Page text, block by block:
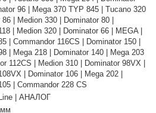
96 | Mega 370 TYP 845 | Tucano 320
86 | Medion 330 | Dominator 80 |
| Medion 320 | Dominator 66 | MEGA |
| Commandor 116CS | Dominator 150 |
| Mega 218 | Dominator 140 | Mega 203
112CS | Medion 310 | Dominator 98VX |
| Dominator 106 | Mega 202 |
| Commandor 228 CS
| АНАЛОГ